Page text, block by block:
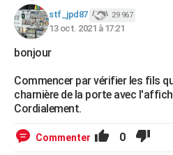
Carte de Noël
Carte Bonne année
Carte Saint-Valentin
Carte Pâques
Carte d'anniversaire
DICTIONNAIRE
Dictionnaire
Biographies
Citations
Expressions
Proverbes
PROGRAMME TV
S'inscrire
Se connecter
Lycées
Collèges
Primaires
Universités
Entreprises
Service militaire
Avis de recherche
AVIS DE DÉCÈS
stf_jpd87 29 967
13 oct. 2021 à 17:21
bonjour
Commencer par vérifier les fils
charnière de la porte avec
Cordialement.
Commenter 0